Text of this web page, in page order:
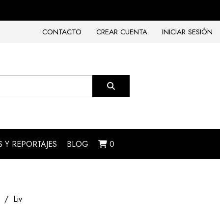
CONTACTO
CREAR CUENTA INICIAR SESIÓN
Y REPORTAJES BLOG 0
Liv